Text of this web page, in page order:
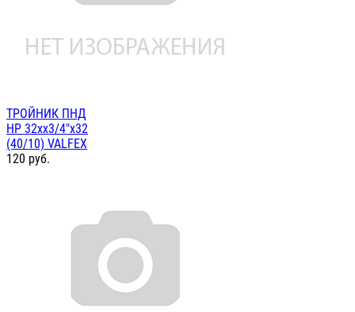
ТРОЙНИК ПНД
НР 32хх3/4"х32
(40/10) VALFEX
120 руб.